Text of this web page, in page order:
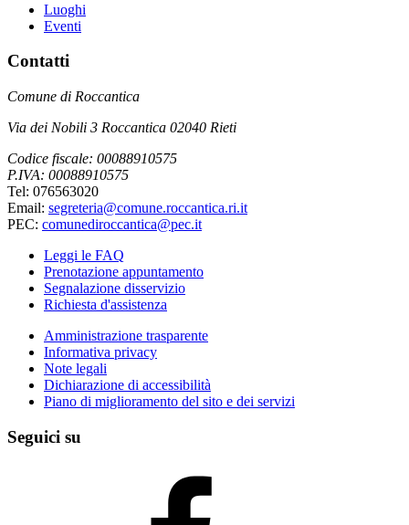
Luoghi
Eventi
Contatti
Comune di Roccantica
Via dei Nobili 3 Roccantica 02040 Rieti
Codice fiscale: 00088910575
P.IVA: 00088910575
Tel: 076563020
Email: segreteria@comune.roccantica.ri.it
PEC: comunediroccantica@pec.it
Leggi le FAQ
Prenotazione appuntamento
Segnalazione disservizio
Richiesta d'assistenza
Amministrazione trasparente
Informativa privacy
Note legali
Dichiarazione di accessibilità
Piano di miglioramento del sito e dei servizi
Seguici su